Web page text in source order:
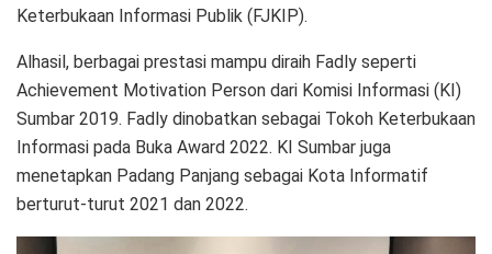
Keterbukaan Informasi Publik (FJKIP).
Alhasil, berbagai prestasi mampu diraih Fadly seperti
Achievement Motivation Person dari Komisi Informasi (KI)
Sumbar 2019. Fadly dinobatkan sebagai Tokoh Keterbukaan
Informasi pada Buka Award 2022. KI Sumbar juga
menetapkan Padang Panjang sebagai Kota Informatif
berturut-turut 2021 dan 2022.